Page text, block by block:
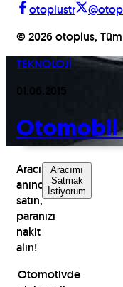
otoplustr
© 2026 otoplus, Tüm
TEKNOLOJİ
01.06.2015
Otomobil
Aracınızı
anında
satın,
paranızı
nakit
alın!
Aracımı
Satmak
İstiyorum
Otomotivde